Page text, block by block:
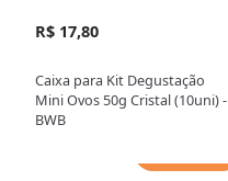
R$ 17,80
Caixa para Kit Degustação
Mini Ovos 50g Cristal (10uni) -
BWB